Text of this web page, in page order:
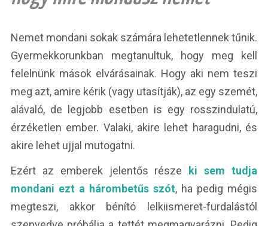
Nemet mondani sokak számára lehetetlennek tűnik.
Gyermekkorunkban megtanultuk, hogy meg kell
felelnünk mások elvárásainak. Hogy aki nem teszi
meg azt, amire kérik (vagy utasítják), az egy szemét,
alávaló, de legjobb esetben is egy rosszindulatú,
érzéketlen ember. Valaki, akire lehet haragudni, és
akire lehet ujjal mutogatni.
Ezért az emberek jelentős része
ki sem tudja
mondani ezt a hárombetűs szót, ha pedig mégis
megteszi, akkor bénító lelkiismeret-furdalástól